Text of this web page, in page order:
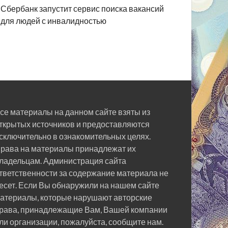
Сбербанк запустит сервис поиска вакансий
для людей с инвалидностью
материалы на данном сайте взяты из
источников и предоставляются
в ознакомительных целях.
на материалы принадлежат их
Администрация сайта
за содержание материала не
Если Вы обнаружили на нашем сайте
которые нарушают авторские
принадлежащие Вам, Вашей компании
организации, пожалуйста, сообщите нам.